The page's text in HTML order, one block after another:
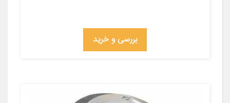
بررسی و خرید